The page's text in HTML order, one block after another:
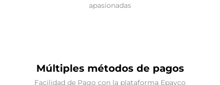
apasionadas
Múltiples métodos de pagos
Facilidad de Pago con la plataforma Epayco